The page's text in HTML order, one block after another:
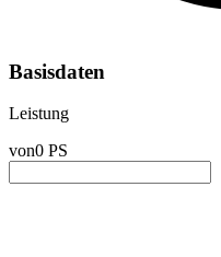
Basisdaten
Leistung
von0 PS